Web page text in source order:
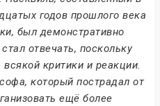
годов прошлого века
был демонстративно
отвечать, поскольку
критики и реакции.
который пострадал от
ещё более